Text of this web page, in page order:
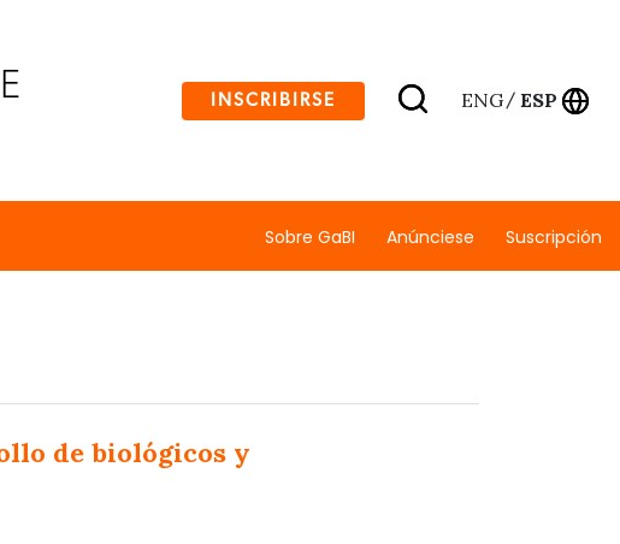
INSCRIBIRSE ENG/ ESP
Sobre GaBI Anúnciese Suscripción
de biológicos y